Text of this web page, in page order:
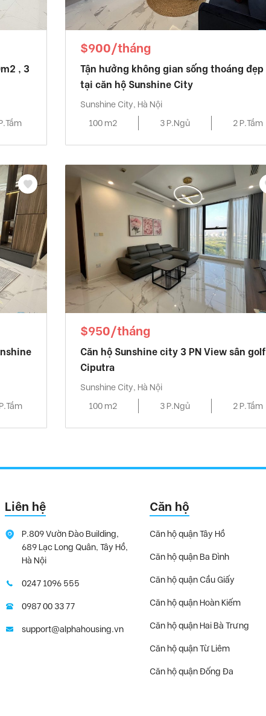
, 3
$900/tháng
Tận hưởng không gian sống thoáng đẹp
tại căn hộ Sunshine City
Sunshine City, Hà Nội
100 m2
3 P.Ngủ 2 P.Tắm
$950/tháng
Căn hộ Sunshine city 3 PN View sân golf
Ciputra
Sunshine City, Hà Nội
100 m2
3 P.Ngủ 2 P.Tắm
Liên hệ
P.809 Vườn Đào Building,
689 Lạc Long Quân, Tây Hồ,
Hà Nội
0247 1096 555
0987 00 33 77
support@alphahousing.vn
Căn hộ
Căn hộ quận Tây Hồ
Căn hộ quận Ba Đình
Căn hộ quận Cầu Giấy
Căn hộ quận Hoàn Kiếm
Căn hộ quận Hai Bà Trưng
Căn hộ quận Từ Liêm
Căn hộ quận Đống Đa